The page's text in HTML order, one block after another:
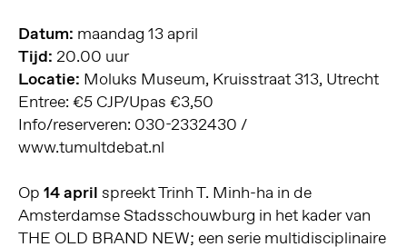
Datum: maandag 13 april
Tijd: 20.00 uur
Locatie: Moluks Museum, Kruisstraat 313, Utrecht
Entree: €5 CJP/Upas €3,50
Info/reserveren: 030-2332430 /
www.tumultdebat.nl
Op 14 april spreekt Trinh T. Minh-ha in de
Amsterdamse Stadsschouwburg in het kader van
THE OLD BRAND NEW; een serie multidisciplinaire